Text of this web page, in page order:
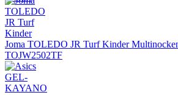
Joma TOLEDO JR Turf Kinder
TOJW2502TF